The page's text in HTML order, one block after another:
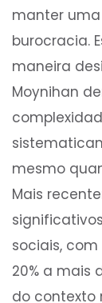
manter
burocracia.
maneira
Moynihan
mesmo
Mais
sociais,
20% a mais
do contexto